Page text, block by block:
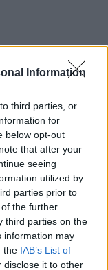
Information
third parties, or
for
below opt-out
that after your
seeing
utilized by
parties prior to
the further
third parties on the
information may
the IAB’s List of
disclose it to other